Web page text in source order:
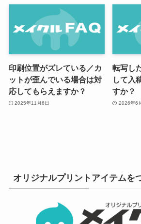
印刷位置がズレている／カ
ットが歪んでいる場合は対
応してもらえますか？
2025年11月6日
転写し
して入
すか？
2026年6
オリジナルプリントアイテムを